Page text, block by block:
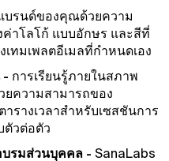
บรนด์ของคุณด้วยความ
ค่าโลโก้ แบบอักษร และสีที่
ทมเพลตอีเมลที่กําหนดเอง
- การเรียนรู้ภายในสภาพ
ยความสามารถของ
รางเวลาสําหรับเซสชันการ
ตัวต่อตัว
บรมส่วนบุคคล - SanaLabs